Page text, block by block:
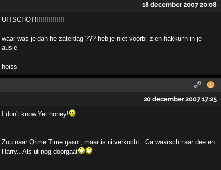
18 december 2007 20:08
UITSCHOT!!!!!!!!!!!!!!!
waar was je dan he zaterdag ??? heb je niet voorbij zien hakkuhh in je
ausie
hoiss
20 december 2007 17:25
I don't know Yet honey!
Zou naar Qrime Time gaan , maar is uitverkocht.. Ga waarsch naar dee en
Harry.. Als ut nog doorgaat